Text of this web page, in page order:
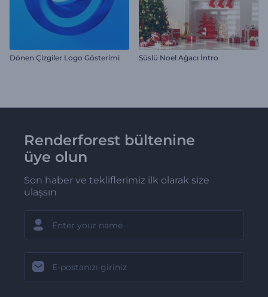
Dönen Çizgiler Logo Gösterimi Süslü Noel Ağacı İntro
Renderforest bültenine
üye olun
Son haber ve tekliflerimiz ilk olarak size
ulaşsın